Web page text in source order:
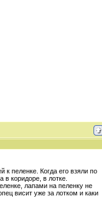
пеленке. Когда его взяли по
в коридоре, в лотке.
лапами на пеленку не
висит уже за лотком и каки